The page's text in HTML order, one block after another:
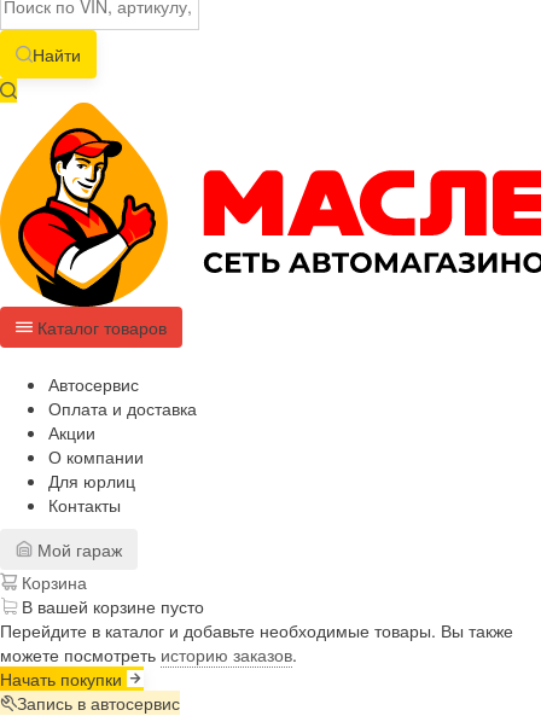
Найти
Каталог товаров
Автосервис
Оплата и доставка
Акции
О компании
Для юрлиц
Контакты
Мой гараж
Корзина
В вашей корзине пусто
Перейдите в каталог и добавьте необходимые товары. Вы также
можете посмотреть историю заказов.
Начать покупки
Запись в автосервис